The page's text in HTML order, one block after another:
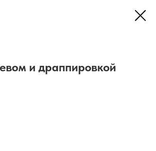
и драппировкой